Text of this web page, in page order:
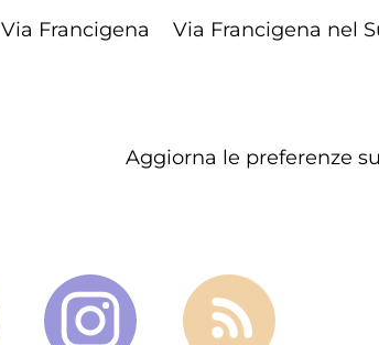
Via Francigena Via Francigena nel
Aggiorna le preferenze